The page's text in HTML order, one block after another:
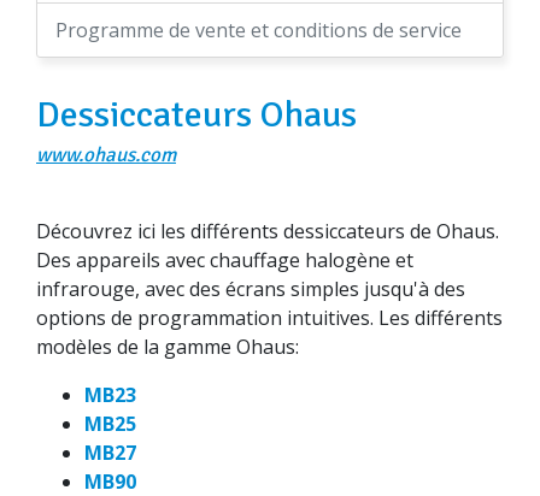
Programme de vente et conditions de service
Dessiccateurs Ohaus
www.ohaus.com
Découvrez ici les différents dessiccateurs de Ohaus.
Des appareils avec chauffage halogène et
infrarouge, avec des écrans simples jusqu'à des
options de programmation intuitives. Les différents
modèles de la gamme Ohaus:
MB23
MB25
MB27
MB90